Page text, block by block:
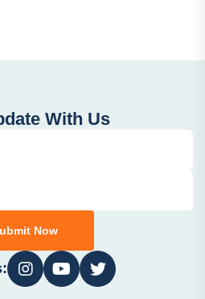
With Us
Now